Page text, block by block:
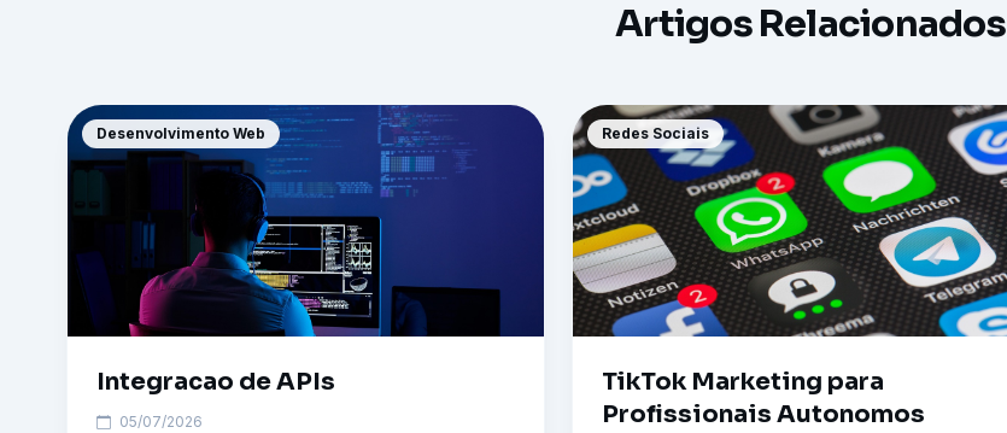
Artigos Relacionados
Desenvolvimento Web
Integracao de APIs
05/07/2026
Redes Sociais
TikTok Marketing para
Profissionais Autonomos